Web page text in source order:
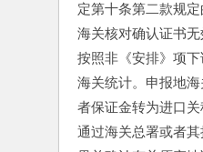
定第十条第二款规
海关核对确认证书
按照非《安排》项
海关统计。申报地
者保证金转为进口
通过海关总署或者